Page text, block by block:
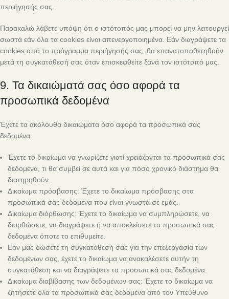
περιήγησής σας.
Παρακαλώ λάβετε υπόψη ότι ο ιστότοπός μας μπορεί να μην λειτουργεί
σωστά εάν όλα τα cookies είναι απενεργοποιημένα. Εάν διαγράψετε τα
cookies από το πρόγραμμα περιήγησής σας, θα επανατοποθετηθούν
μετά τη συγκατάθεσή σας όταν επισκεφθείτε ξανά τον ιστότοπό μας.
9. Τα δικαιώματά σας όσο αφορά τα
προσωπικά δεδομένα
Έχετε τα ακόλουθα δικαιώματα όσο αφορά τα προσωπικά σας
δεδομένα
Έχετε το δικαίωμα να γνωρίζετε γιατί χρειάζονται τα προσωπικά σας
δεδομένα, τι θα συμβεί σε αυτά και για πόσο χρονικό διάστημα θα
διατηρηθούν.
Δικαίωμα πρόσβασης: Έχετε το δικαίωμα πρόσβασης στα
προσωπικά σας δεδομένα που είναι γνωστά σε εμάς.
Δικαίωμα διόρθωσης: Έχετε το δικαίωμα να συμπληρώσετε, να
διορθώσετε, να διαγράψετε ή να αποκλείσετε τα προσωπικά σας
δεδομένα όποτε το επιθυμείτε.
Εάν μας δώσετε τη συγκατάθεσή σας για την επεξεργασία των
δεδομένων σας, έχετε το δικαίωμα να ανακαλέσετε αυτήν τη
συγκατάθεση και να διαγράψετε τα προσωπικά σας δεδομένα.
Δικαίωμα διαβίβασης των δεδομένων σας: Έχετε το δικαίωμα να
ζητήσετε όλα τα προσωπικά σας δεδομένα από τον Υπεύθυνο